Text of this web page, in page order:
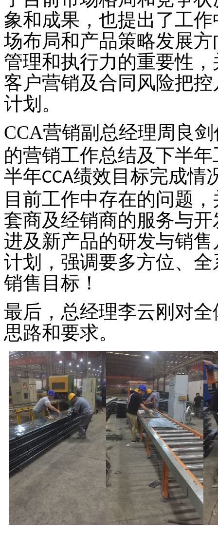
象和成果，也提出了工
场布局和产品策略发展
管理和执行力的重要性
客户营销及合同风险把
计划。
CCA营销副总经理周良
的营销工作总结及下半
半年CCA绩效目标完成情
目前工作中存在的问题
套商及经销商的服务与
进及新产品的研发与销
计划，强调要多方位、
销售目标！
最后，总经理李云刚对
思路和要求。